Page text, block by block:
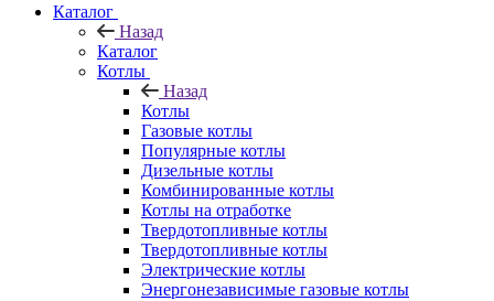
Каталог
Назад
Каталог
Котлы
Назад
Котлы
Газовые котлы
Популярные котлы
Дизельные котлы
Комбинированные котлы
Котлы на отработке
Твердотопливные котлы
Твердотопливные котлы
Электрические котлы
Энергонезависимые газовые котлы